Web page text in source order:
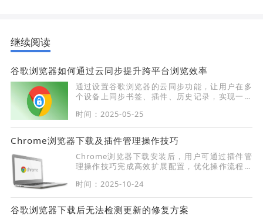
继续阅读
谷歌浏览器如何通过云同步提升跨平台浏览效率
通过设置谷歌浏览器的云同步功能，让用户在多
个设备上同步书签、插件、历史记录，实现一致
时间：2025-05-25
Chrome浏览器下载及插件管理操作技巧
Chrome浏览器下载安装后，用户可通过插件管
理操作技巧完成高效扩展配置，优化操作流程，
时间：2025-10-24
谷歌浏览器下载后无法检测更新的修复方案